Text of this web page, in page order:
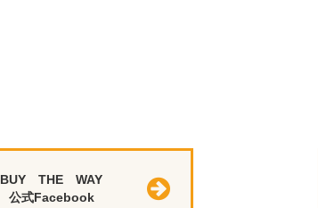
BUY THE WAY
公式Facebook